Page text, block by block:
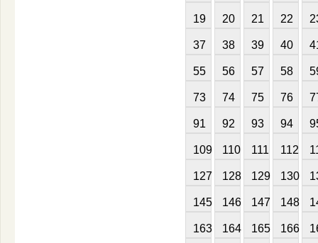
19 20 21 22
37 38 39 40
55 56 57 58
73 74 75 76
91 92 93 94
109 110 111 112
127 128 129 130
145 146 147 148
163 164 165 166